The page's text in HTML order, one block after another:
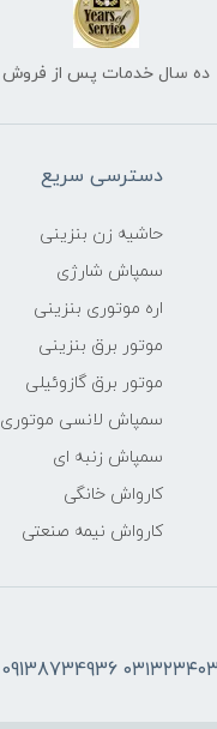
ده سال خدمات پس از فروش
دسترسی سریع
حاشیه زن بنزینی
سمپاش شارژی
اره موتوری بنزینی
موتور برق بنزینی
موتور برق گازوئیلی
سمپاش لانسی موتوری
سمپاش زنبه ای
کارواش خانگی
کارواش نیمه صنعتی